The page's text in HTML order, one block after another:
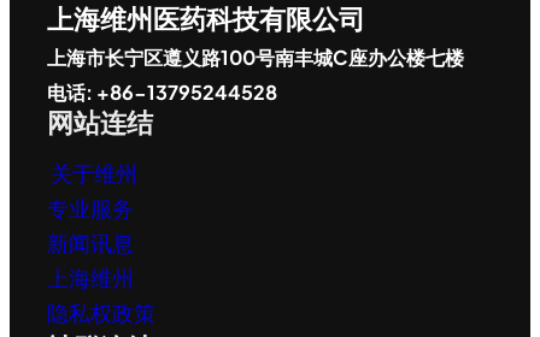
上海维州医药科技有限公司
上海市长宁区遵义路100号南丰城C座办公楼七楼
电话: +86-13795244528
网站连结
关于维州
专业服务
新闻讯息
上海维州
隐私权政策